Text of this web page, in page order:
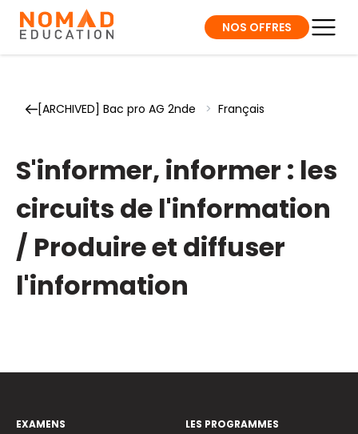
NOS OFFRES
[ARCHIVED] Bac pro AG 2nde > Français
S'informer, informer : les
circuits de l'information
/ Produire et diffuser
l'information
EXAMENS
LES PROGRAMMES